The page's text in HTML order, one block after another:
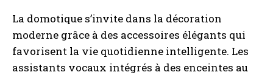
La domotique s’invite dans la décoration
moderne grâce à des accessoires élégants qui
favorisent la vie quotidienne intelligente. Les
assistants vocaux intégrés à des enceintes au